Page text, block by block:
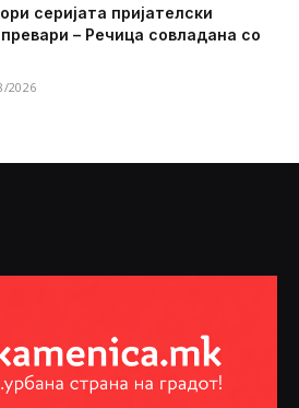
серијата пријателски
– Речица совладана со
2026